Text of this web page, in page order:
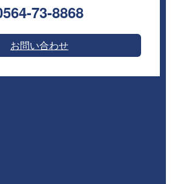
73-8868⁣
お問い合わせ